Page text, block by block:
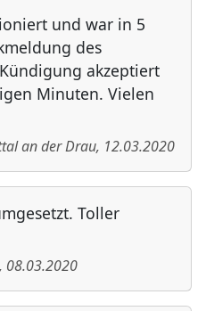
und war in 5
des
akzeptiert
Minuten. Vielen
an der Drau, 12.03.2020
Toller
, 08.03.2020